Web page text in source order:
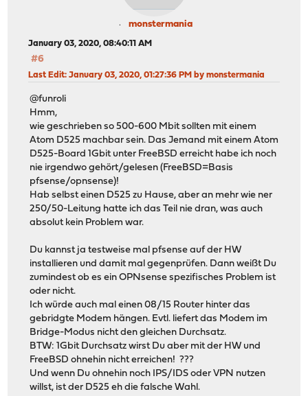
monstermania
January 03, 2020, 08:40:11 AM
#6
Last Edit: January 03, 2020, 01:27:36 PM by monstermania
@funroli
Hmm,
wie geschrieben so 500-600 Mbit sollten mit einem
Atom D525 machbar sein. Das Jemand mit einem Atom
D525-Board 1Gbit unter FreeBSD erreicht habe ich noch
nie irgendwo gehört/gelesen (FreeBSD=Basis
pfsense/opnsense)!
Hab selbst einen D525 zu Hause, aber an mehr wie ner
250/50-Leitung hatte ich das Teil nie dran, was auch
absolut kein Problem war.
Du kannst ja testweise mal pfsense auf der HW
installieren und damit mal gegenprüfen. Dann weißt Du
zumindest ob es ein OPNsense spezifisches Problem ist
oder nicht.
Ich würde auch mal einen 08/15 Router hinter das
gebridgte Modem hängen. Evtl. liefert das Modem im
Bridge-Modus nicht den gleichen Durchsatz.
BTW: 1Gbit Durchsatz wirst Du aber mit der HW und
FreeBSD ohnehin nicht erreichen! ???
Und wenn Du ohnehin noch IPS/IDS oder VPN nutzen
willst, ist der D525 eh die falsche Wahl.